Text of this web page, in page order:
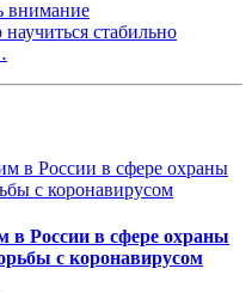
внимание
стабильно
России в сфере охраны
с коронавирусом